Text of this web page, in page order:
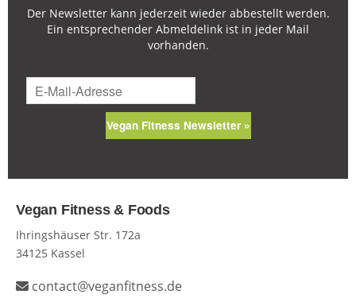
Der Newsletter kann jederzeit wieder abbestellt werden.
Ein entsprechender Abmeldelink ist in jeder Mail
vorhanden.
Vegan Fitness Newsletter »
Vegan Fitness & Foods
Ihringshäuser Str. 172a
34125 Kassel
contact@veganfitness.de